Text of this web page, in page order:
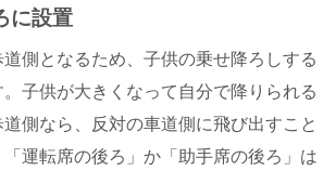
に設置
側となるため、子供の乗せ降ろしする
子供が大きくなって自分で降りられる
側なら、反対の車道側に飛び出すこと
「運転席の後ろ」か「助手席の後ろ」は